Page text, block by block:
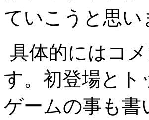
ていこうと思い
具体的にはコ
す。初登場とト
ゲームの事も書